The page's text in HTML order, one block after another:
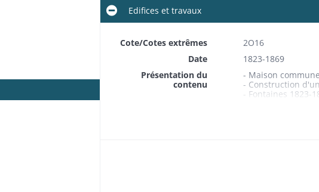
Edifices et travaux
Cote/Cotes extrêmes
2O16
Date
1823-1869
Présentation du
contenu
- Maison
- Construction
- Fontaines 1823-